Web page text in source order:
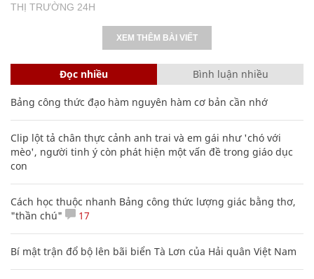
THỊ TRƯỜNG 24H
XEM THÊM BÀI VIẾT
Đọc nhiều Bình luận nhiều
Bảng công thức đạo hàm nguyên hàm cơ bản cần nhớ
Clip lột tả chân thực cảnh anh trai và em gái như 'chó với
mèo', người tinh ý còn phát hiện một vấn đề trong giáo dục
con
Cách học thuộc nhanh Bảng công thức lượng giác bằng thơ,
"thần chú"
17
Bí mật trận đổ bộ lên bãi biển Tà Lơn của Hải quân Việt Nam